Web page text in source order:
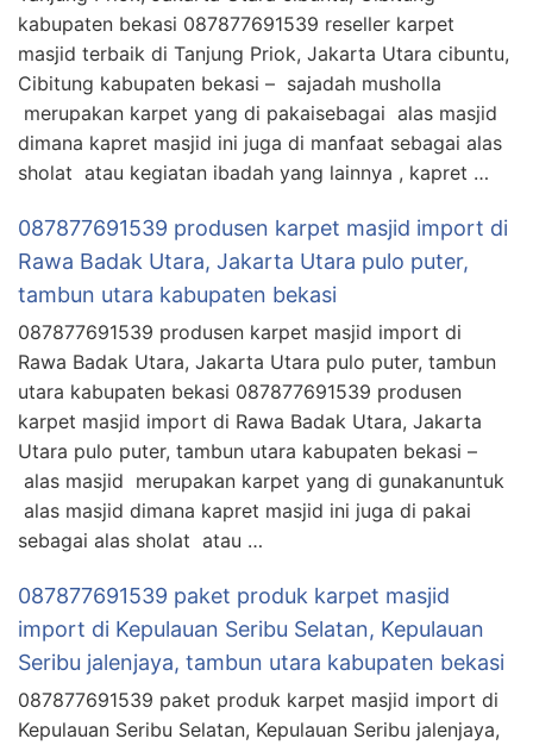
kabupaten bekasi 087877691539 reseller karpet
masjid terbaik di Tanjung Priok, Jakarta Utara cibuntu,
Cibitung kabupaten bekasi – sajadah musholla
merupakan karpet yang di pakaisebagai alas masjid
dimana kapret masjid ini juga di manfaat sebagai alas
sholat atau kegiatan ibadah yang lainnya , kapret …
087877691539 produsen karpet masjid import di
Rawa Badak Utara, Jakarta Utara pulo puter,
tambun utara kabupaten bekasi
087877691539 produsen karpet masjid import di
Rawa Badak Utara, Jakarta Utara pulo puter, tambun
utara kabupaten bekasi 087877691539 produsen
karpet masjid import di Rawa Badak Utara, Jakarta
Utara pulo puter, tambun utara kabupaten bekasi –
alas masjid merupakan karpet yang di gunakanuntuk
alas masjid dimana kapret masjid ini juga di pakai
sebagai alas sholat atau …
087877691539 paket produk karpet masjid
import di Kepulauan Seribu Selatan, Kepulauan
Seribu jalenjaya, tambun utara kabupaten bekasi
087877691539 paket produk karpet masjid import di
Kepulauan Seribu Selatan, Kepulauan Seribu jalenjaya,